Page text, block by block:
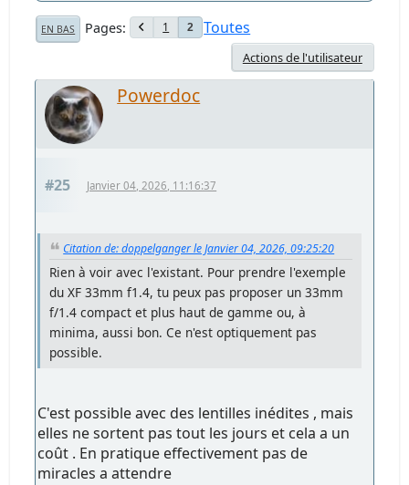
EN BAS Pages 1 2 Toutes
Actions de l'utilisateur
Powerdoc
#25 Janvier 04, 2026, 11:16:37
Citation de: doppelganger le Janvier 04, 2026, 09:25:20
Rien à voir avec l'existant. Pour prendre l'exemple
du XF 33mm f1.4, tu peux pas proposer un 33mm
f/1.4 compact et plus haut de gamme ou, à
minima, aussi bon. Ce n'est optiquement pas
possible.
C'est possible avec des lentilles inédites , mais
elles ne sortent pas tout les jours et cela a un
coût . En pratique effectivement pas de
miracles a attendre